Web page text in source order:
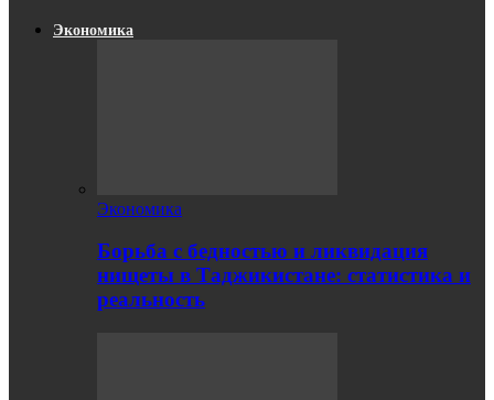
Экономика
Экономика
Борьба с бедностью и ликвидация
нищеты в Таджикистане: статистика и
реальность